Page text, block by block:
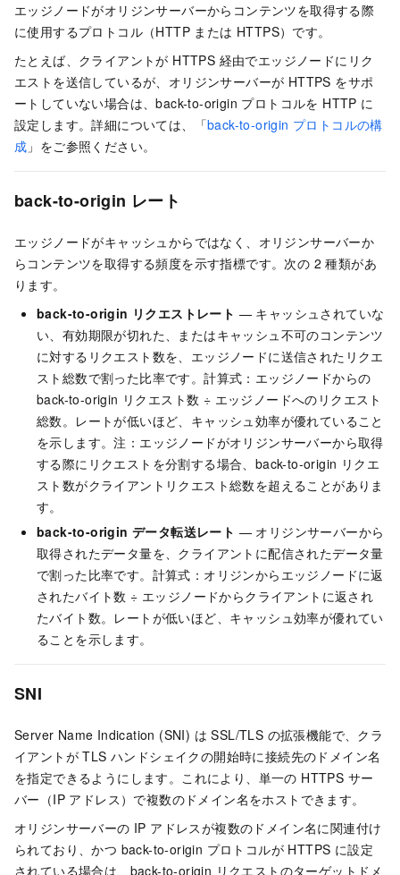
エッジノードがオリジンサーバーからコンテンツを取得する際
に使用するプロトコル（HTTP または HTTPS）です。
たとえば、クライアントが HTTPS 経由でエッジノードにリク
エストを送信しているが、オリジンサーバーが HTTPS をサポ
ートしていない場合は、back-to-origin プロトコルを HTTP に
設定します。詳細については、「back-to-origin プロトコルの構
成 」をご参照ください。
back-to-origin レート
エッジノードがキャッシュからではなく、オリジンサーバーか
らコンテンツを取得する頻度を示す指標です。次の 2 種類があ
ります。
back-to-origin リクエストレート — キャッシュされていな
い、有効期限が切れた、またはキャッシュ不可のコンテンツ
に対するリクエスト数を、エッジノードに送信されたリクエ
スト総数で割った比率です。計算式：エッジノードからの
back-to-origin リクエスト数 ÷ エッジノードへのリクエスト
総数。レートが低いほど、キャッシュ効率が優れていること
を示します。注：エッジノードがオリジンサーバーから取得
する際にリクエストを分割する場合、back-to-origin リクエ
スト数がクライアントリクエスト総数を超えることがありま
す。
back-to-origin データ転送レート — オリジンサーバーから
取得されたデータ量を、クライアントに配信されたデータ量
で割った比率です。計算式：オリジンからエッジノードに返
されたバイト数 ÷ エッジノードからクライアントに返され
たバイト数。レートが低いほど、キャッシュ効率が優れてい
ることを示します。
SNI
Server Name Indication (SNI) は SSL/TLS の拡張機能で、クラ
イアントが TLS ハンドシェイクの開始時に接続先のドメイン名
を指定できるようにします。これにより、単一の HTTPS サー
バー（IP アドレス）で複数のドメイン名をホストできます。
オリジンサーバーの IP アドレスが複数のドメイン名に関連付け
られており、かつ back-to-origin プロトコルが HTTPS に設定
されている場合は、back-to-origin リクエストのターゲットドメ